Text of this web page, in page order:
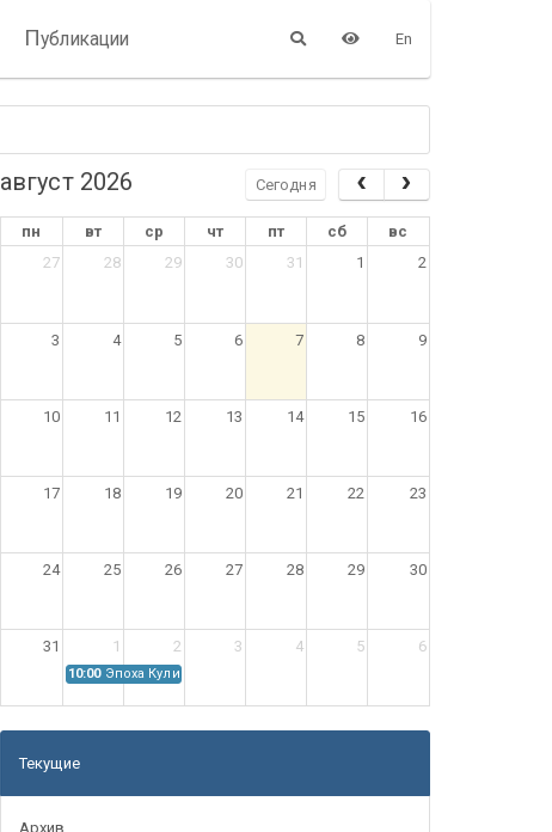
Публикации En
август 2026 Сегодня
пн вт ср чт пт сб
вс
27
28 29 30 31 1 2
3 4 5 6 7 8 9
10 11 12 13 14 15 16
17 18 19 20 21 22 23
24 25 26 27 28 29 30
31 1 2 3 4 5 6
10:00 Эпоха Куликовской битвы: Проблемы источниковедения
Текущие
Архив